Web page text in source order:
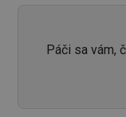
Páči sa vám,